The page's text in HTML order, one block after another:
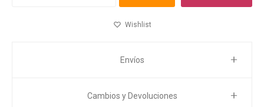
Envíos
Cambios y Devoluciones